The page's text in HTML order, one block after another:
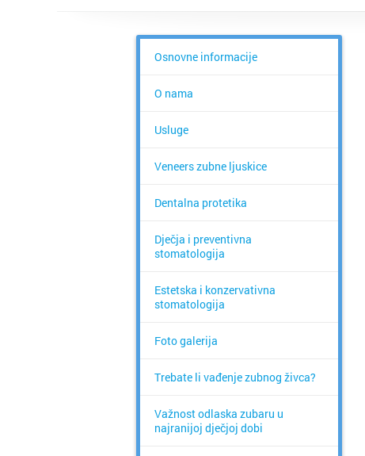
Osnovne informacije
O nama
Usluge
Veneers zubne ljuskice
Dentalna protetika
Dječja i preventivna
stomatologija
Estetska i konzervativna
stomatologija
Foto galerija
Trebate li vađenje zubnog živca?
Važnost odlaska zubaru u
najranijoj dječjoj dobi